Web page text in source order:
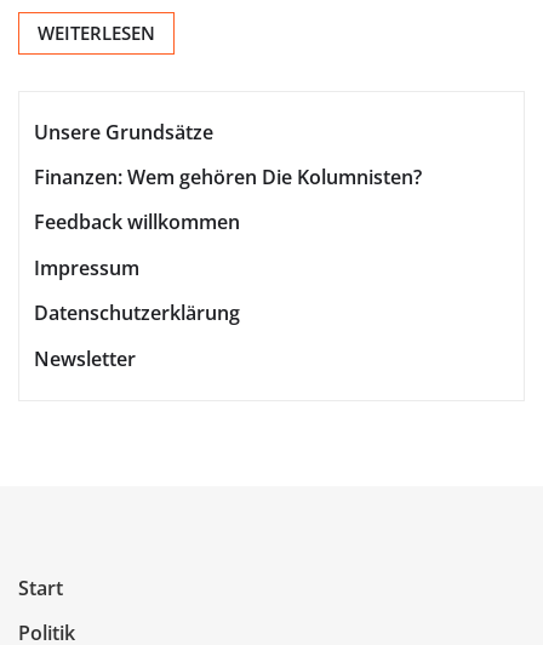
WEITERLESEN
Unsere Grundsätze
Finanzen: Wem gehören Die Kolumnisten?
Feedback willkommen
Impressum
Datenschutzerklärung
Newsletter
Start
Politik